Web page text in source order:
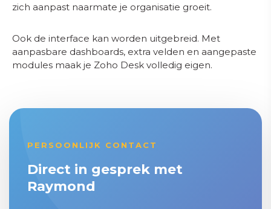
zich aanpast naarmate je organisatie groeit.
Ook de interface kan worden uitgebreid. Met
aanpasbare dashboards, extra velden en aangepaste
modules maak je Zoho Desk volledig eigen.
PERSOONLIJK CONTACT
Direct in gesprek met
Raymond